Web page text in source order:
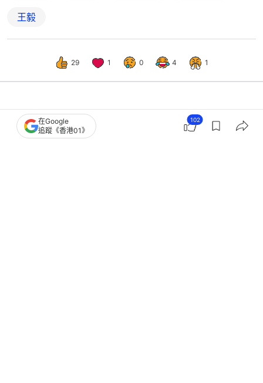
王毅
29 1 0 4 1
國際 即時國際
特朗普接受60分鐘時事雜誌專訪 讚習
在Google
追蹤《香港01》
102